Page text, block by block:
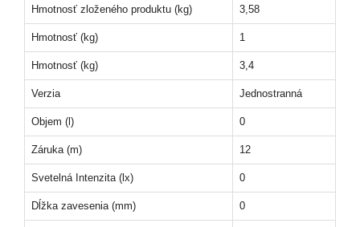
Hmotnosť zloženého produktu (kg) 3,58
Hmotnosť (kg) 1
Hmotnosť (kg) 3,4
Verzia Jednostranná
Objem (l) 0
Záruka (m) 12
Svetelná Intenzita (lx) 0
Dĺžka zavesenia (mm) 0